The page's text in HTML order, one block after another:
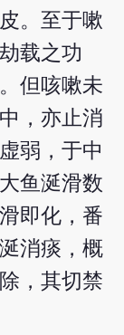
。至于嗽
载之功
但咳嗽未
，亦止消
弱，于中
鱼涎滑数
即化，番
消痰，概
，其切禁